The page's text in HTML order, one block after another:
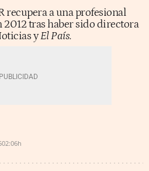
recupera a una profesional
2012 tras haber sido directora
yEl País.
02:06h